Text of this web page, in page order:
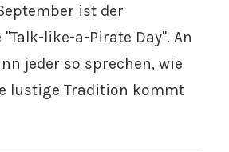
ist der
like-a-Pirate Day". An
jeder so sprechen, wie
lustige Tradition kommt